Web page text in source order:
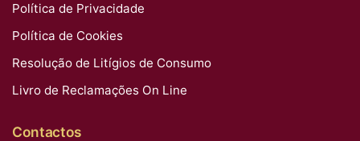
Política de Privacidade
Política de Cookies
Resolução de Litígios de Consumo
Livro de Reclamações On Line
Contactos